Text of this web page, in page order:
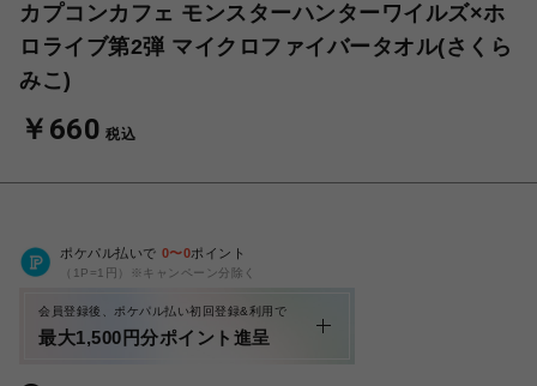
カプコンカフェ モンスターハンターワイルズ×ホ
ロライブ第2弾 マイクロファイバータオル(さくら
みこ)
￥660 税込
ポケパル払いで 0〜0ポイント
（1P=1円）※キャンペーン分除く
会員登録後、ポケパル払い初回登録&利用で
最大1,500円分ポイント進呈